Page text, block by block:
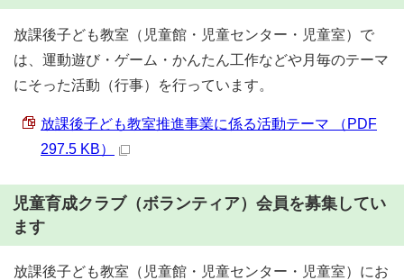
放課後子ども教室（児童館・児童センター・児童室）で
は、運動遊び・ゲーム・かんたん工作などや月毎のテーマ
にそった活動（行事）を行っています。
放課後子ども教室推進事業に係る活動テーマ （PDF
297.5 KB）
児童育成クラブ（ボランティア）会員を募集してい
ます
放課後子ども教室（児童館・児童センター・児童室）にお